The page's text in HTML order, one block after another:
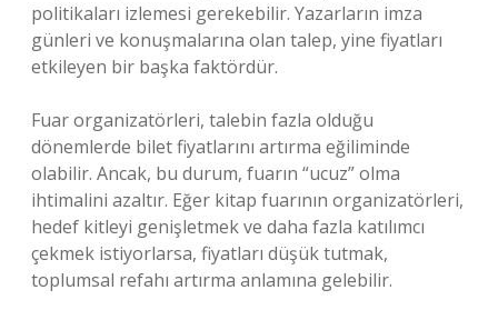
politikaları izlemesi gerekebilir. Yazarların imza
günleri ve konuşmalarına olan talep, yine fiyatları
etkileyen bir başka faktördür.
Fuar organizatörleri, talebin fazla olduğu
dönemlerde bilet fiyatlarını artırma eğiliminde
olabilir. Ancak, bu durum, fuarın “ucuz” olma
ihtimalini azaltır. Eğer kitap fuarının organizatörleri,
hedef kitleyi genişletmek ve daha fazla katılımcı
çekmek istiyorlarsa, fiyatları düşük tutmak,
toplumsal refahı artırma anlamına gelebilir.